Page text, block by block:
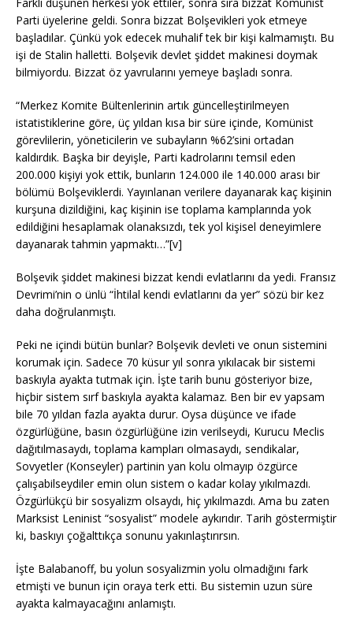
Parti üyelerine geldi. Sonra bizzat Bolşevikleri yok etmeye
başladılar. Çünkü yok edecek muhalif tek bir kişi kalmamıştı. Bu
işi de Stalin halletti. Bolşevik devlet şiddet makinesi doymak
bilmiyordu. Bizzat öz yavrularını yemeye başladı sonra.
“Merkez Komite Bültenlerinin artık güncelleştirilmeyen
istatistiklerine göre, üç yıldan kısa bir süre içinde, Komünist
görevlilerin, yöneticilerin ve subayların %62’sini ortadan
kaldırdık. Başka bir deyişle, Parti kadrolarını temsil eden
200.000 kişiyi yok ettik, bunların 124.000 ile 140.000 arası bir
bölümü Bolşeviklerdi. Yayınlanan verilere dayanarak kaç kişinin
kurşuna dizildiğini, kaç kişinin ise toplama kamplarında yok
edildiğini hesaplamak olanaksızdı, tek yol kişisel deneyimlere
dayanarak tahmin yapmaktı…”[v]
Bolşevik şiddet makinesi bizzat kendi evlatlarını da yedi. Fransız
Devrimi’nin o ünlü “İhtilal kendi evlatlarını da yer” sözü bir kez
daha doğrulanmıştı.
Peki ne içindi bütün bunlar? Bolşevik devleti ve onun sistemini
korumak için. Sadece 70 küsur yıl sonra yıkılacak bir sistemi
baskıyla ayakta tutmak için. İşte tarih bunu gösteriyor bize,
hiçbir sistem sırf baskıyla ayakta kalamaz. Ben bir ev yapsam
bile 70 yıldan fazla ayakta durur. Oysa düşünce ve ifade
özgürlüğüne, basın özgürlüğüne izin verilseydi, Kurucu Meclis
dağıtılmasaydı, toplama kampları olmasaydı, sendikalar,
Sovyetler (Konseyler) partinin yan kolu olmayıp özgürce
çalışabilseydiler emin olun sistem o kadar kolay yıkılmazdı.
Özgürlükçü bir sosyalizm olsaydı, hiç yıkılmazdı. Ama bu zaten
Marksist Leninist “sosyalist” modele aykırıdır. Tarih göstermiştir
ki, baskıyı çoğalttıkça sonunu yakınlaştırırsın.
İşte Balabanoff, bu yolun sosyalizmin yolu olmadığını fark
etmişti ve bunun için oraya terk etti. Bu sistemin uzun süre
ayakta kalmayacağını anlamıştı.